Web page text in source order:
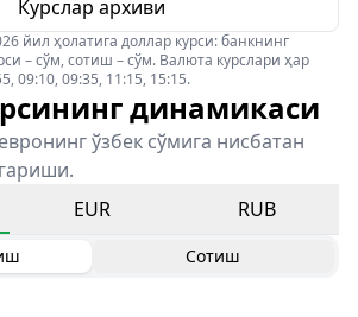
Курслар архиви
йил ҳолатига доллар курси: банкнинг
– сўм, сотиш – сўм. Валюта курслари ҳар
09:10, 09:35, 11:15, 15:15.
динамикаси
ўзбек сўмига нисбатан
EUR RUB
Сотиш